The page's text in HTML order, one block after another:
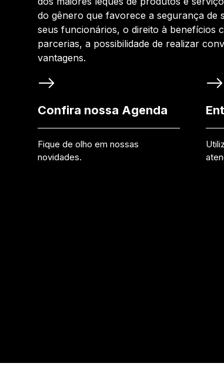
do gênero que favorece a segurança de
seus funcionários, o direito à benefícios
parcerias, a possibilidade de realizar
vantagens.
Confira nossa Agenda
Fique de olho em nossas
novidades.